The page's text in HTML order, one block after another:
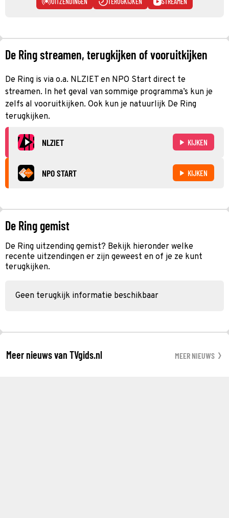
De Ring streamen, terugkijken of vooruitkijken
De Ring is via o.a. NLZIET en NPO Start direct te
streamen. In het geval van sommige programma’s kun je
zelfs al vooruitkijken. Ook kun je natuurlijk De Ring
terugkijken.
NLZIET KIJKEN
NPO START KIJKEN
De Ring gemist
De Ring uitzending gemist? Bekijk hieronder welke
recente uitzendingen er zijn geweest en of je ze kunt
terugkijken.
Geen terugkijk informatie beschikbaar
Meer nieuws van TVgids.nl MEER NIEUWS